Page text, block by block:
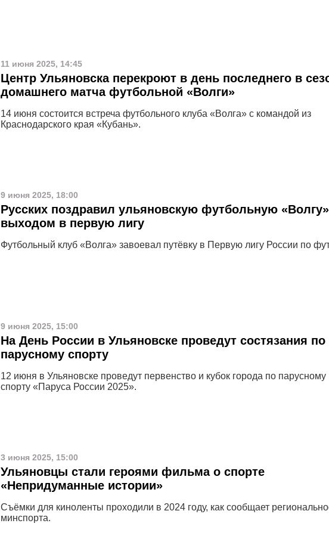
11 июня 2025, 14:45
Центр Ульяновска перекроют в день последнего в
домашнего матча футбольной «Волги»
14 июня состоится встреча футбольного клуба «Волга» с командой из
Краснодарского края «Кубань».
9 июня 2025, 18:00
Русских поздравил ульяновскую футбольную
выходом в первую лигу
Футбольный клуб «Волга» завоевал путёвку в Первую лигу России по
9 июня 2025, 15:00
На День России в Ульяновске проведут состязания по
парусному спорту
12 июня в Ульяновске проведут первенство и кубок города по парусному
спорту «Паруса России 2025».
3 июня 2025, 15:00
Ульяновцы стали героями фильма о спорте
«Непридуманные истории»
Съёмки для киноленты проходили в 2024 году, как сообщает
минспорта.